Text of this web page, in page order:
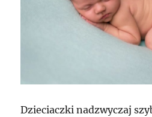
Dzieciaczki nadzwyczaj